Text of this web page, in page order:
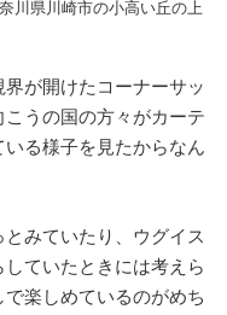
川県川崎市の小高い丘の上
が開けたコーナーサッ
うの国の方々がカーテ
る様子を見たからなん
みていたり、ウグイス
ていたときには考えら
楽しめているのがめち